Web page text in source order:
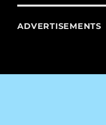
ADVERTISEMENTS